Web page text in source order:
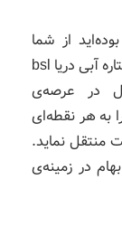
ازین که تا پایان همراه این محتوا در bsl بوده‌اید از شما
سپاسگزاریم. شرکت حمل‌ونقل بین‌المللی ستاره آبی دریا bsl
در عرصه‌ی
به هر نقطه‌ای
منتقل نماید.
در زمینه‌ی